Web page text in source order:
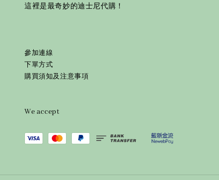
這裡是最奇妙的迪士尼代購！
參加連線
下單方式
購買須知及注意事項
We accept